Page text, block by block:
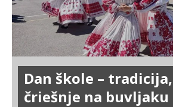
Dan škole –
čriešnje na buvljaku